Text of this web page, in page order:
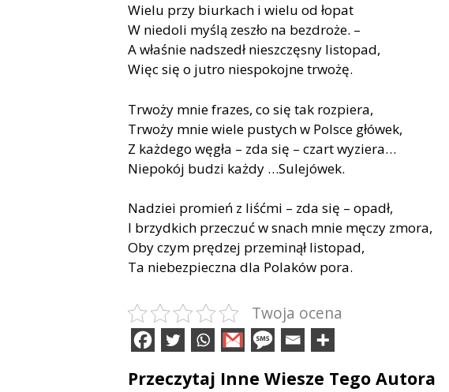
Wielu przy biurkach i wielu od łopat
W niedoli myślą zeszło na bezdroże. –
A właśnie nadszedł nieszczęsny listopad,
Więc się o jutro niespokojne trwożę.
Trwoży mnie frazes, co się tak rozpiera,
Trwoży mnie wiele pustych w Polsce główek,
Z każdego węgła – zda się – czart wyziera…
Niepokój budzi każdy …Sulejówek.
Nadziei promień z liśćmi – zda się – opadł,
I brzydkich przeczuć w snach mnie męczy zmora,
Oby czym prędzej przeminął listopad,
Ta niebezpieczna dla Polaków pora.
Twoja ocena
Przeczytaj Inne Wiesze Tego Autora